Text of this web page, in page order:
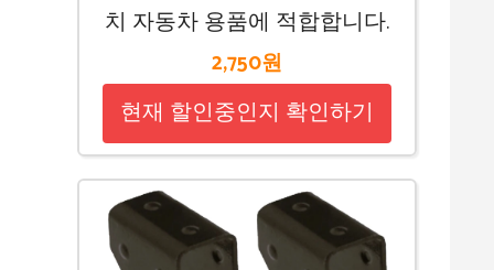
치 자동차 용품에 적합합니다.
2,750원
현재 할인중인지 확인하기